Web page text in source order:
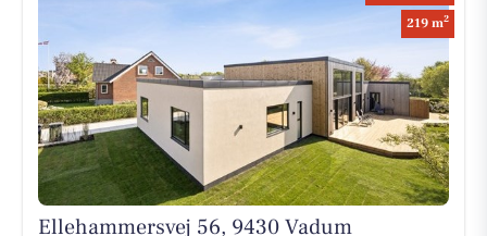
219 m2
Ellehammersvej 56, 9430 Vadum